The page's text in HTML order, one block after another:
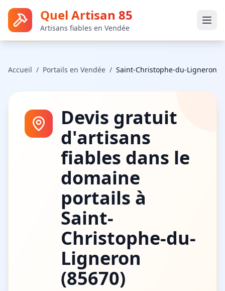
Quel Artisan 85
Artisans fiables en Vendée
Accueil / Portails en Vendée / Saint-Christophe-du-Ligneron
Devis gratuit
d'artisans
fiables dans le
domaine
portails à
Saint-
Christophe-du-
Ligneron
(85670)